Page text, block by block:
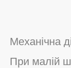
Механічна
При малій